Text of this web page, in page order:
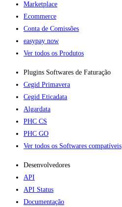
Marketplace
Ecommerce
Conta de Comissões
easypay now
Ver todos os Produtos
Plugins Softwares de Faturação​
Cegid Primavera
Cegid Eticadata
Algardata
PHC CS
PHC GO
Ver todos os Softwares compatíveis
Desenvolvedores
API
API Status
Documentação